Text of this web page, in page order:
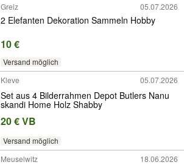
Greiz 05.07.2026
2 Elefanten Dekoration Sammeln Hobby
10 €
Versand möglich
Kleve 05.07.2026
Set aus 4 Bilderrahmen Depot Butlers Nanu
skandi Home Holz Shabby
20 € VB
Versand möglich
Meuselwitz 18.06.2026